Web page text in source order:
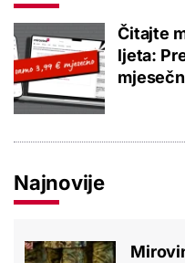
Čitajte
ljeta:
Najnovije